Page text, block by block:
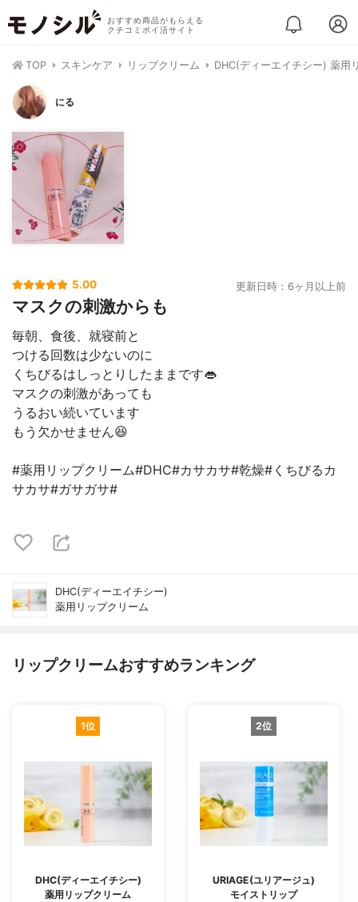
おすすめ商品がもらえる
クチコミポイ活サイト
TOP スキンケア リップクリーム DHC(ディーエイチシー) 薬用
にる
5.00 更新日時：6ヶ月以上前
マスクの刺激からも
毎朝、食後、就寝前と
つける回数は少ないのに
くちびるはしっとりしたままです👄
マスクの刺激があっても
うるおい続いています
もう欠かせません😆
#薬用リップクリーム#DHC#カサカサ#乾燥#くちびるカ
サカサ#ガサガサ#
DHC(ディーエイチシー)
薬用リップクリーム
リップクリームおすすめランキング
1位
DHC(ディーエイチシー)
薬用リップクリーム
2位
URIAGE(ユリアージュ)
モイストリップ